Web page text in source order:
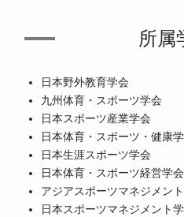
所属
日本野外教育学会
九州体育・スポーツ学会
日本スポーツ産業学会
日本体育・スポーツ・健康
日本生涯スポーツ学会
日本体育・スポーツ経営学会
アジアスポーツマネジメン
日本スポーツマネジメント